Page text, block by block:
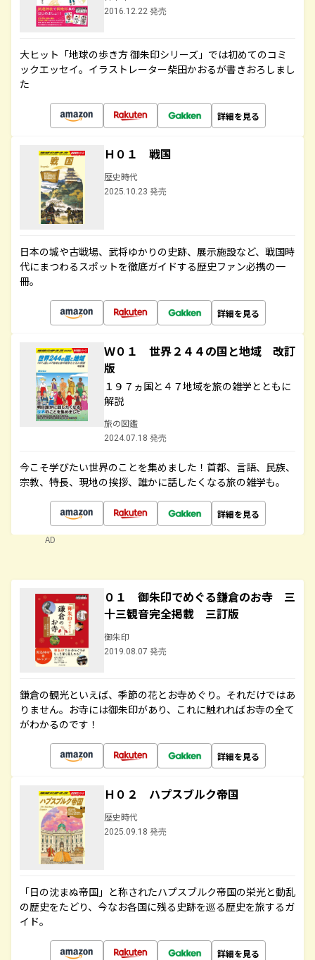
2016.12.22 発売
大ヒット「地球の歩き方 御朱印シリーズ」では初めてのコミ
ックエッセイ。イラストレーター柴田かおるが書きおろしまし
た
詳細を見る
Ｈ０１ 戦国
歴史時代
2025.10.23 発売
日本の城や古戦場、武将ゆかりの史跡、展示施設など、戦国時
代にまつわるスポットを徹底ガイドする歴史ファン必携の一
冊。
詳細を見る
Ｗ０１ 世界２４４の国と地域 改訂
版
１９７ヵ国と４７地域を旅の雑学とともに
解説
旅の図鑑
2024.07.18 発売
今こそ学びたい世界のことを集めました！首都、言語、民族、
宗教、特長、現地の挨拶、誰かに話したくなる旅の雑学も。
詳細を見る
AD
０１ 御朱印でめぐる鎌倉のお寺 三
十三観音完全掲載 三訂版
御朱印
2019.08.07 発売
鎌倉の観光といえば、季節の花とお寺めぐり。それだけではあ
りません。お寺には御朱印があり、これに触れればお寺の全て
がわかるのです！
詳細を見る
Ｈ０２ ハプスブルク帝国
歴史時代
2025.09.18 発売
「日の沈まぬ帝国」と称されたハプスブルク帝国の栄光と動乱
の歴史をたどり、今なお各国に残る史跡を巡る歴史を旅するガ
イド。
詳細を見る